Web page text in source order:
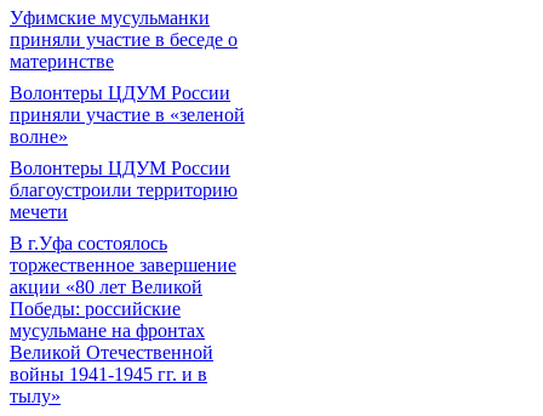
Уфимские мусульманки
приняли участие в беседе о
материнстве
Волонтеры ЦДУМ России
приняли участие в «зеленой
волне»
Волонтеры ЦДУМ России
благоустроили территорию
мечети
В г.Уфа состоялось
торжественное завершение
акции «80 лет Великой
Победы: российские
мусульмане на фронтах
Великой Отечественной
войны 1941-1945 гг. и в
тылу»